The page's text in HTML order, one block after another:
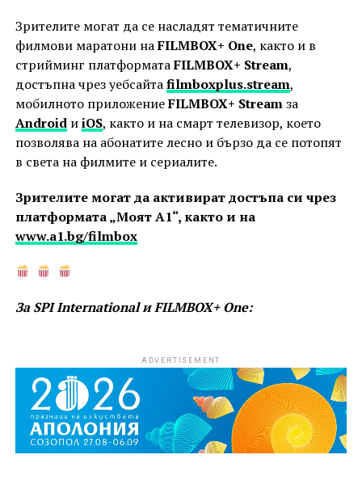
Зрителите могат да се насладят тематичните
филмови маратони наFILMBOX+ One, както и в
стрийминг платформатаFILMBOX+ Stream,
достъпна чрез уебсайтаfilmboxplus.stream,
мобилното приложениеFILMBOX+ Streamза
AndroidиiOS, както и на смарт телевизор, което
позволява на абонатите лесно и бързо да се потопят
в света на филмите и сериалите.
Зрителите могат да активират достъпа си чрез
платформата „Моят A1“, както и на
www.a1.bg/filmbox
За SPI International и FILMBOX+ One:
ADVERTISEMENT